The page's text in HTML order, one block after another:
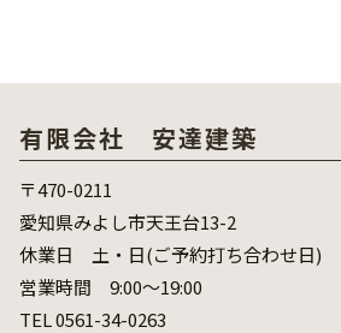
有限会社 安達建築
〒470-0211
愛知県みよし市天王台13-2
休業日 土・日(ご予約打ち合わせ日)
営業時間 9:00～19:00
TEL 0561-34-0263